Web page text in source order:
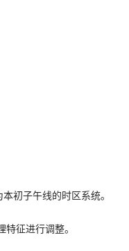
初子午线的时区系统。
征进行调整。